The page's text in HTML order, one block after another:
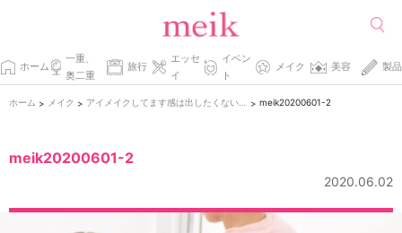
ホーム
一重、
奥二重
旅行
エッセ
イ
イベン
ト
メイク 美容 製品
ホーム > メイク > > meik20200601-2
meik20200601-2
2020.06.02